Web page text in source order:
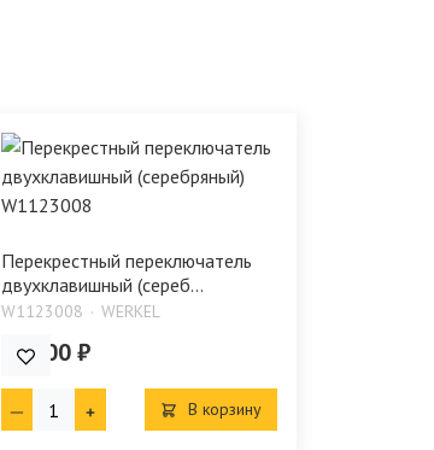
Перекрестный переключатель
двухклавишный (сереб...
W1123008 WERKEL
827.00 ₽
В корзину